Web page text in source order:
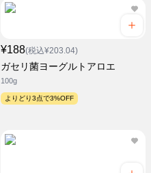
¥188(税込¥203.04)
ガセリ菌ヨーグルトアロエ
100g
よりどり3点で3%OFF